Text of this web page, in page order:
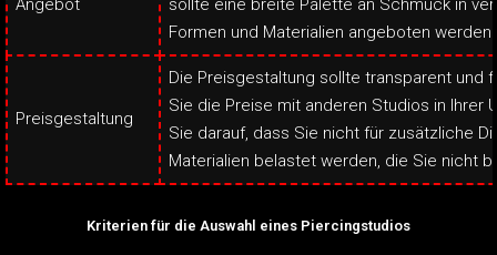
Angebot
sollte eine breite Palette an Schmuck in
Formen und Materialien angeboten werden.
Preisgestaltung
Die Preisgestaltung sollte transparent und
Sie die Preise mit anderen Studios in Ihrer
Sie darauf, dass Sie nicht für zusätzliche
Materialien belastet werden, die Sie nicht
Kriterien für die Auswahl eines Piercingstudios